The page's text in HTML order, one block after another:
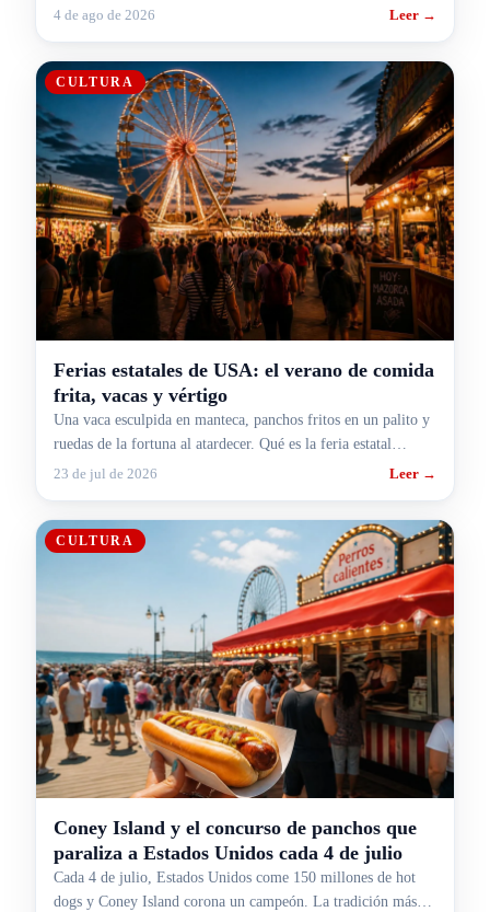
rutas y aeropuertos y cómo te pega si viajás.
4 de ago de 2026 Leer →
CULTURA
Ferias estatales de USA: el verano de comida
frita, vacas y vértigo
Una vaca esculpida en manteca, panchos fritos en un palito y
ruedas de la fortuna al atardecer. Qué es la feria estatal
americana y por qué agosto es su mes.
23 de jul de 2026 Leer →
CULTURA
Coney Island y el concurso de panchos que
paraliza a Estados Unidos cada 4 de julio
Cada 4 de julio, Estados Unidos come 150 millones de hot
dogs y Coney Island corona un campeón. La tradición más